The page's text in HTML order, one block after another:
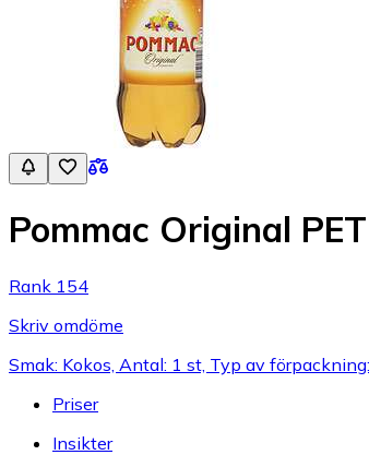
Pommac Original
Rank 154
Skriv omdöme
Smak: Kokos, Antal: 1 st, Typ av
Priser
Insikter